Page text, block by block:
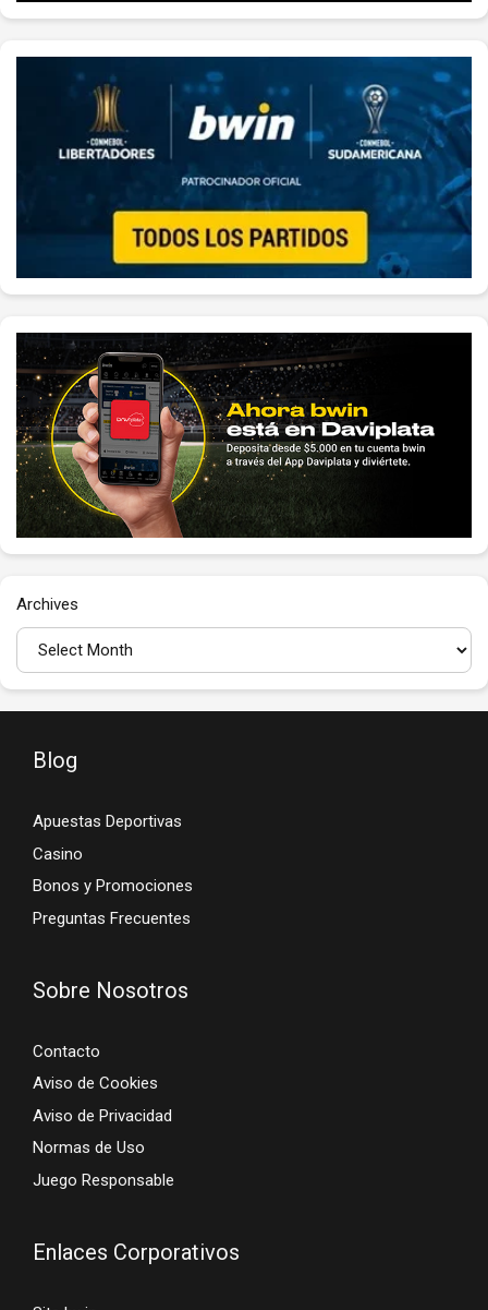
Archives
Blog
Apuestas Deportivas
Casino
Bonos y Promociones
Preguntas Frecuentes
Sobre Nosotros
Contacto
Aviso de Cookies
Aviso de Privacidad
Normas de Uso
Juego Responsable
Enlaces Corporativos